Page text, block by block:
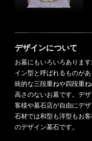
デザインについて
お墓にもいろいろありま
イン型と呼ばれるものが
統的な三段重ねや四段重
高さのないお墓です。デ
客様や墓石店が自由にデ
石材では和型も洋型もお
のデザイン墓石です。